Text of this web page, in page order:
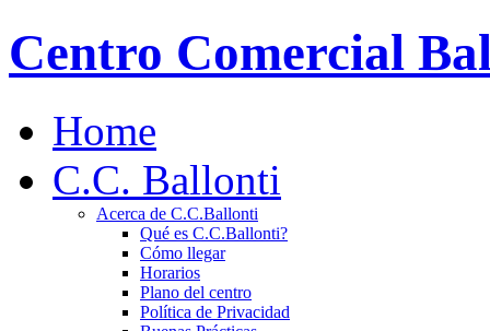
Centro Comercial
Home
C.C. Ballonti
Acerca de C.C.Ballonti
Qué es C.C.Ballonti?
Cómo llegar
Horarios
Plano del centro
Política de Privacidad